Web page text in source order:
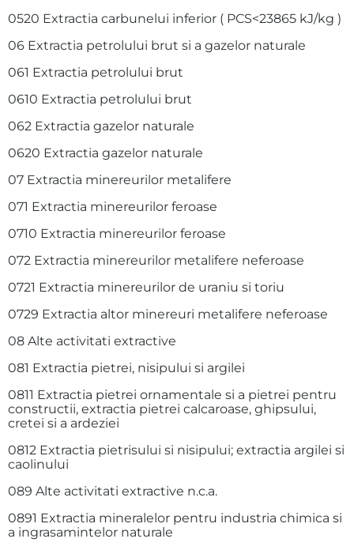
0520 Extractia carbunelui inferior ( PCS<23865 kJ/kg )
06 Extractia petrolului brut si a gazelor naturale
061 Extractia petrolului brut
0610 Extractia petrolului brut
062 Extractia gazelor naturale
0620 Extractia gazelor naturale
07 Extractia minereurilor metalifere
071 Extractia minereurilor feroase
0710 Extractia minereurilor feroase
072 Extractia minereurilor metalifere neferoase
0721 Extractia minereurilor de uraniu si toriu
0729 Extractia altor minereuri metalifere neferoase
08 Alte activitati extractive
081 Extractia pietrei, nisipului si argilei
0811 Extractia pietrei ornamentale si a pietrei pentru
constructii, extractia pietrei calcaroase, ghipsului,
cretei si a ardeziei
0812 Extractia pietrisului si nisipului; extractia argilei si
caolinului
089 Alte activitati extractive n.c.a.
0891 Extractia mineralelor pentru industria chimica si
a ingrasamintelor naturale